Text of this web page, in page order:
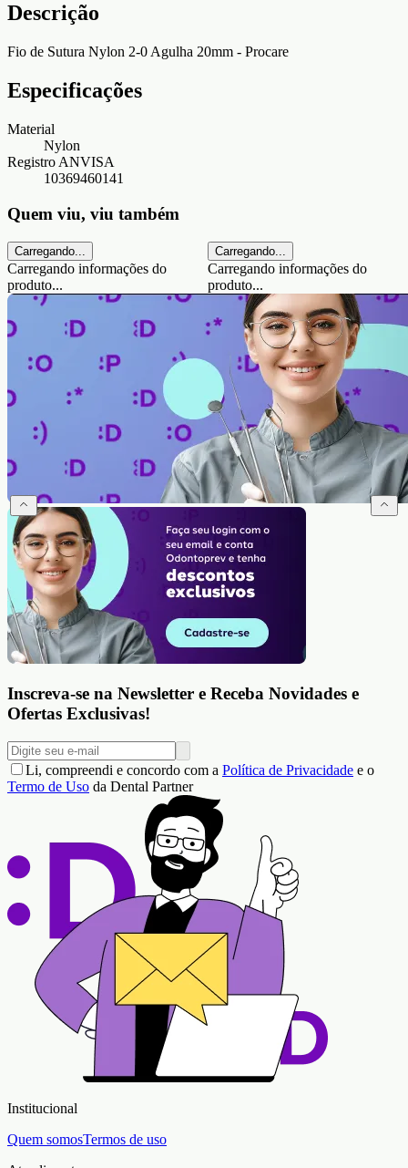
Descrição
Fio de Sutura Nylon 2-0 Agulha 20mm - Procare
Especificações
Material
Nylon
Registro ANVISA
10369460141
Quem viu, viu também
Carregando...
Carregando informações do
produto...
Carregando...
Carregando informações do
produto...
Inscreva-se na Newsletter e Receba Novidades e
Ofertas Exclusivas!
Li, compreendi e concordo com a Política de Privacidade e o
Termo de Uso da Dental Partner
Institucional
Quem somosTermos de uso